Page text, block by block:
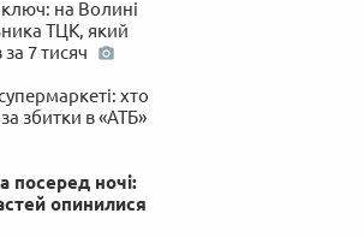
ключ: на Волині
ТЦК, який
7 тисяч
хто
збитки в «АТБ»
посеред ночі:
опинилися